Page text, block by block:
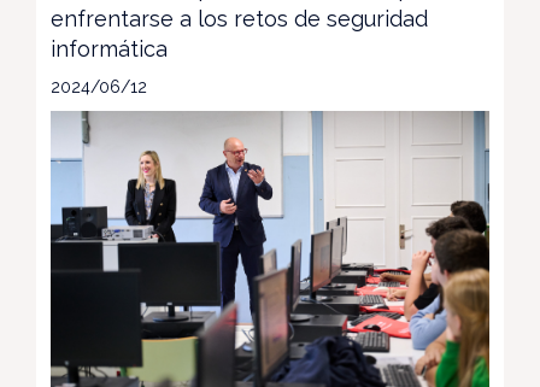
enfrentarse a los retos de seguridad
informática
2024/06/12